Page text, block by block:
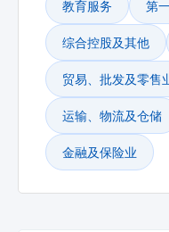
教育服务 第
综合控股及其他
贸易、批发及零售
运输、物流及仓储
金融及保险业